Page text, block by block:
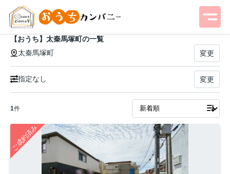
【おうち】太秦馬塚町の一覧
太秦馬塚町
変更
指定なし 変更
1件
ご成約済み